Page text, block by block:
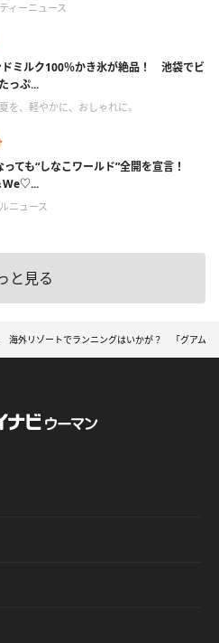
ィーニュース
ドミルク100％かき氷が絶品！ 池袋でビ
っぷ...
を、軽やかに、おしゃれに。
っても“しなこワールド”全開を宣言！
We♡...
ニュース
と見る
海外リゾートでランニングはいかが？ 「グアム